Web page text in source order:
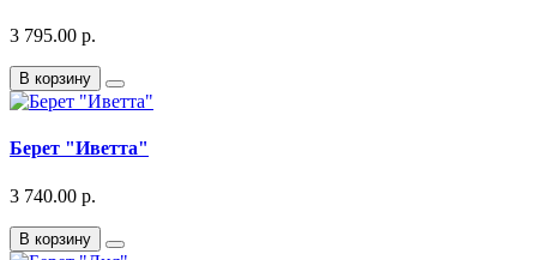
3 795.00 р.
В корзину
Берет "Иветта"
3 740.00 р.
В корзину